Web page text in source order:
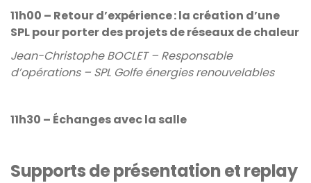
11h00 – Retour d’expérience : la création d’une
SPL pour porter des projets de réseaux de chaleur
Jean-Christophe BOCLET – Responsable
d’opérations – SPL Golfe énergies renouvelables
11h30 – Échanges avec la salle
Supports de présentation et replay